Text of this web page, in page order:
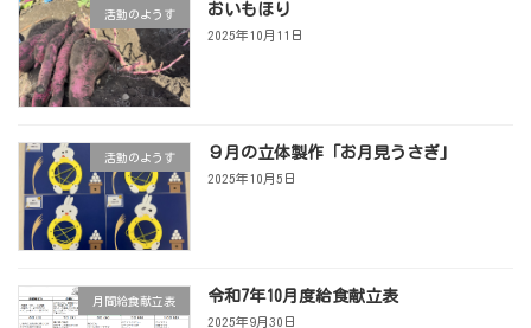
活動のようす おいもほり
2025年10月11日
活動のようす ９月の立体製作「お月見うさぎ」
2025年10月5日
月間給食献立表 令和7年10月度給食献立表
2025年9月30日